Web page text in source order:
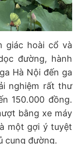
giác hoài cổ và
đường, hành
Hà Nội đến ga
nghiệm rất thư
150.000 đồng.
bằng xe máy
một gợi ý tuyệt
cung đường.